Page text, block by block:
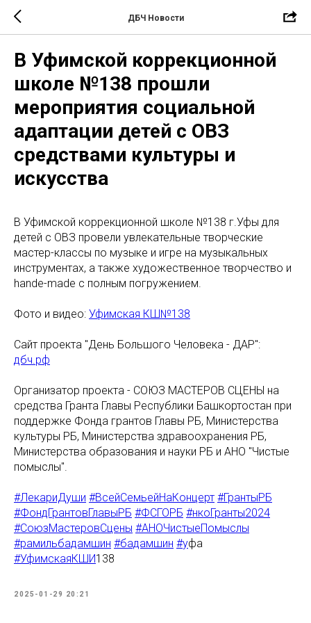
ДБЧ Новости
В Уфимской коррекционной
школе №138 прошли
мероприятия социальной
адаптации детей с ОВЗ
средствами культуры и
искусства
В Уфимской коррекционной школе №138 г.Уфы для
детей с ОВЗ провели увлекательные творческие
мастер-классы по музыке и игре на музыкальных
инструментах, а также художественное творчество и
hande-made с полным погружением.
Фото и видео: Уфимская КШ№138
Сайт проекта "День Большого Человека - ДАР":
дбч.рф
Организатор проекта - СОЮЗ МАСТЕРОВ СЦЕНЫ на
средства Гранта Главы Республики Башкортостан при
поддержке Фонда грантов Главы РБ, Министерства
культуры РБ, Министерства здравоохранения РБ,
Министерства образования и науки РБ и АНО "Чистые
помыслы".
#ЛекариДуши #ВсейСемьейНаКонцерт #ГрантыРБ
#ФондГрантовГлавыРБ #ФСГОРБ #нкоГранты2024
#СоюзМастеровСцены #АНОЧистыеПомыслы
#рамильбадамшин #бадамшин #уфа
#УфимскаяКШИ138
2025-01-29 20:21